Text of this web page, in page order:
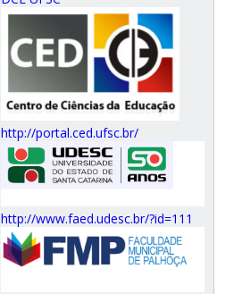
http://portal.ced.ufsc.br/
http://www.faed.udesc.br/?id=111